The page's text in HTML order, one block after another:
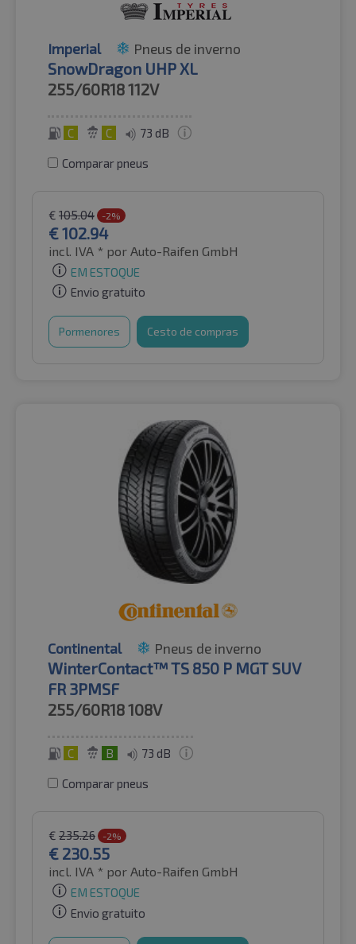
Imperial Pneus de inverno
SnowDragon UHP XL
255/60R18112V
C C 73 dB
Comparar pneus
€ 105.04 -2%
€102.94
incl. IVA * por Auto-Raifen GmbH
EM ESTOQUE
Envio gratuito
Pormenores Cesto de compras
Continental Pneus de inverno
WinterContact™ TS 850 P MGT SUV
FR 3PMSF
255/60R18108V
C B 73 dB
Comparar pneus
€ 235.26 -2%
€ 230.55
incl. IVA * por Auto-Raifen GmbH
EM ESTOQUE
Envio gratuito